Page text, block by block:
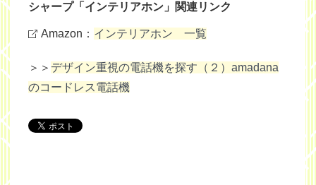
シャープ「インテリアホン」関連リンク
Amazon： インテリアホン 一覧
＞＞ デザイン重視の電話機を探す（２）amadana
のコードレス電話機